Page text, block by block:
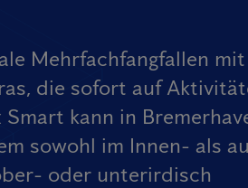
Mehrfachfangfallen mit
die sofort auf
kann in
sowohl im Innen- als
oder unterirdisch